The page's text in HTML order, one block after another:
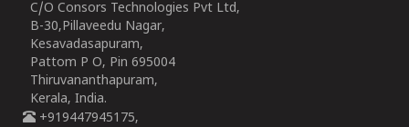
C/O Consors Technologies Pvt Ltd,
B-30,Pillaveedu Nagar,
Kesavadasapuram,
Pattom P O, Pin 695004
Thiruvananthapuram,
Kerala, India.
+919447945175,